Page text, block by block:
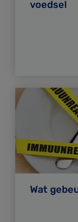
voedsel
Wat